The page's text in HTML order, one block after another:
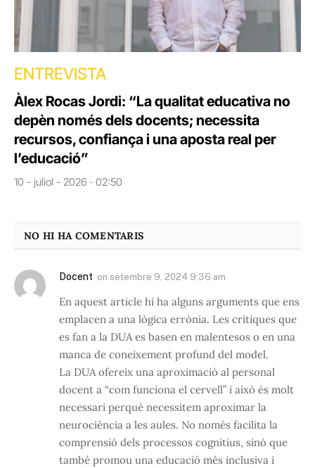
ENTREVISTA
Àlex Rocas Jordi: “La qualitat educativa no
depèn només dels docents; necessita
recursos, confiança i una aposta real per
l’educació”
10 - juliol - 2026 · 02:50
NO HI HA COMENTARIS
Docent on setembre 9, 2024 9:36 am
En aquest article hi ha alguns arguments que ens
emplacen a una lògica errònia. Les crítiques que
es fan a la DUA es basen en malentesos o en una
manca de coneixement profund del model.
La DUA ofereix una aproximació al personal
docent a “com funciona el cervell” i això és molt
necessari perquè necessitem aproximar la
neurociència a les aules. No només facilita la
comprensió dels processos cognitius, sinó que
també promou una educació més inclusiva i